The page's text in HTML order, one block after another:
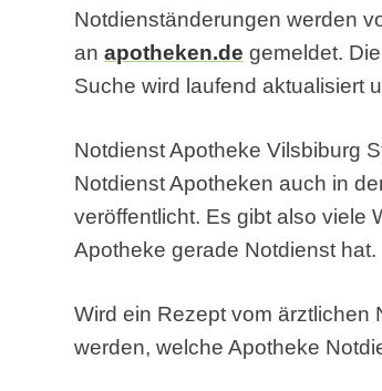
Notdienständerungen werden
anapotheken.de gemeldet.
Suche wird laufend aktualisiert
Notdienst Apotheke Vilsbiburg
Notdienst Apotheken auch in
veröffentlicht. Es gibt also viele
Apotheke gerade Notdienst hat.
Wird ein Rezept vom ärztlichen
werden, welche Apotheke